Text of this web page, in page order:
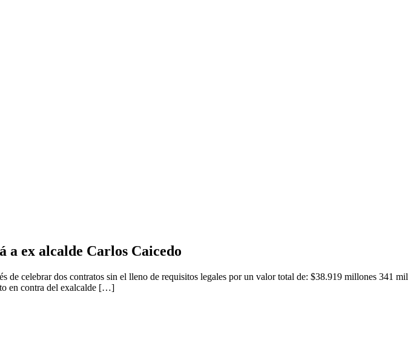
ex alcalde Carlos Caicedo
de celebrar dos contratos sin el lleno de requisitos legales por un valor total de: $38.919 millones 341 mil
en contra del exalcalde […]